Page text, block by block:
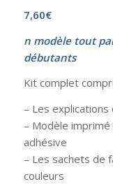
7,60€
n modèle tout
débutants
Kit complet
– Les explications
– Modèle
adhésive
– Les sachets de
couleurs